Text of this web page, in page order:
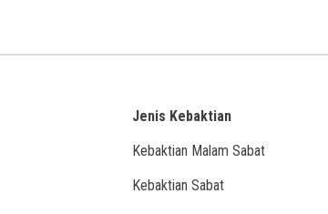
Jenis Kebaktian
Kebaktian Malam Sabat
Kebaktian Sabat